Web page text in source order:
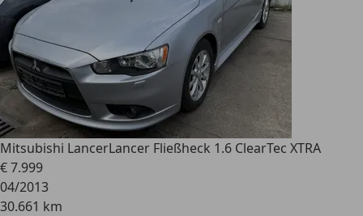
Mitsubishi LancerLancer Fließheck 1.6 ClearTec XTRA
€ 7.999
04/2013
30.661 km